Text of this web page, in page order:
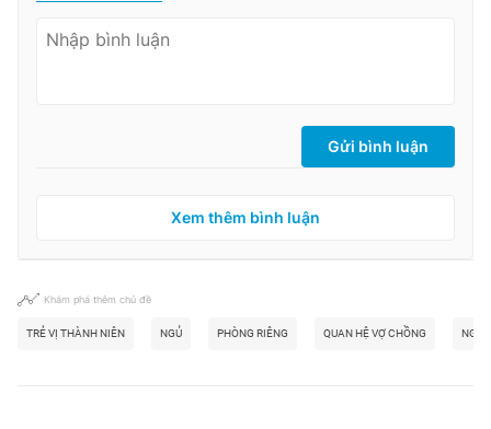
Gửi bình luận
Xem thêm bình luận
Khám phá thêm chủ đề
TRẺ VỊ THÀNH NIÊN NGỦ PHÒNG RIÊNG QUAN HỆ VỢ CHỒNG NGỦ